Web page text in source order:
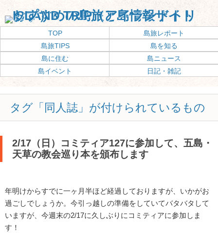
TOP
島旅レポート
島旅TIPS
島を知る
島に住む
島ニュース
島イベント
日記・雑記
タグ「同人誌」が付けられているもの
2/17（日）コミティア127に参加して、五島・
天草の教会巡り本を頒布します
年明けからすでに一ヶ月半ほど経過しておりますが、いかがお
過ごしでしょうか。今引っ越しの準備をしていてバタバタして
いますが、今週末の2/17に久しぶりにコミティアに参加しま
す！